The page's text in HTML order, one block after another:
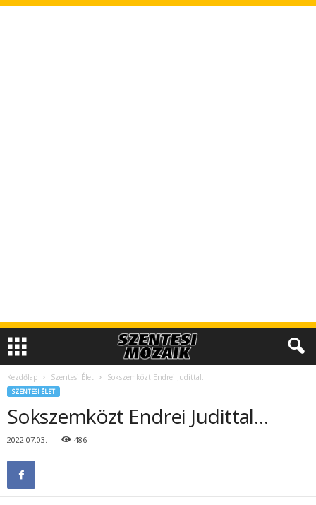
Kezdőlap Szentesi Élet Sokszemközt Endrei Judittal…
SZENTESI ÉLET
Sokszemközt Endrei Judittal…
2022.07.03. 486